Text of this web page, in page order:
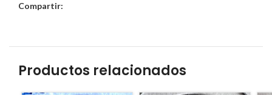
Compartir:
Productos relacionados